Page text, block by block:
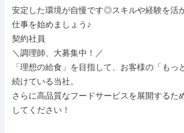
安定した環境が自慢です◎スキルや経験を活
仕事を始めましょう♪
契約社員
＼調理師、大募集中！／
「理想の給食」を目指して、お客様の「もっ
続けている当社。
さらに高品質なフードサービスを展開するた
してください！